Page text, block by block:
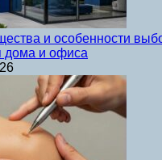
и особенности
дома и офиса